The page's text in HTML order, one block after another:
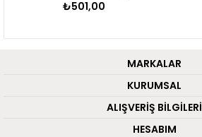
MARKALAR
KURUMSAL
ALIŞVERİŞ BİLGİLERİ
HESABIM